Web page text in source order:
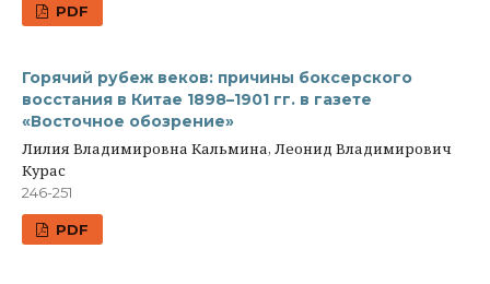
PDF
Горячий рубеж веков: причины боксерского
восстания в Китае 1898–1901 гг. в газете
«Восточное обозрение»
Лилия Владимировна Кальмина, Леонид Владимирович
Курас
246-251
PDF